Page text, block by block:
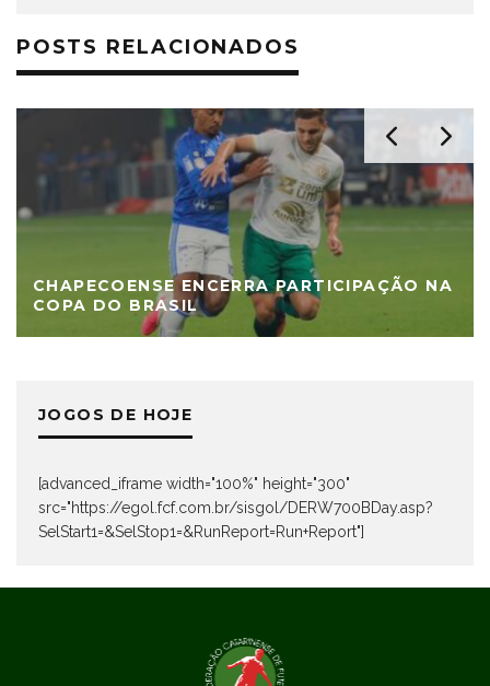
POSTS RELACIONADOS
CHAPECOENSE ENCERRA PARTICIPAÇÃO NA
COPA DO BRASIL
JOGOS DE HOJE
[advanced_iframe width="100%" height="300"
src="https://egol.fcf.com.br/sisgol/DERW700BDay.asp?
SelStart1=&SelStop1=&RunReport=Run+Report"]